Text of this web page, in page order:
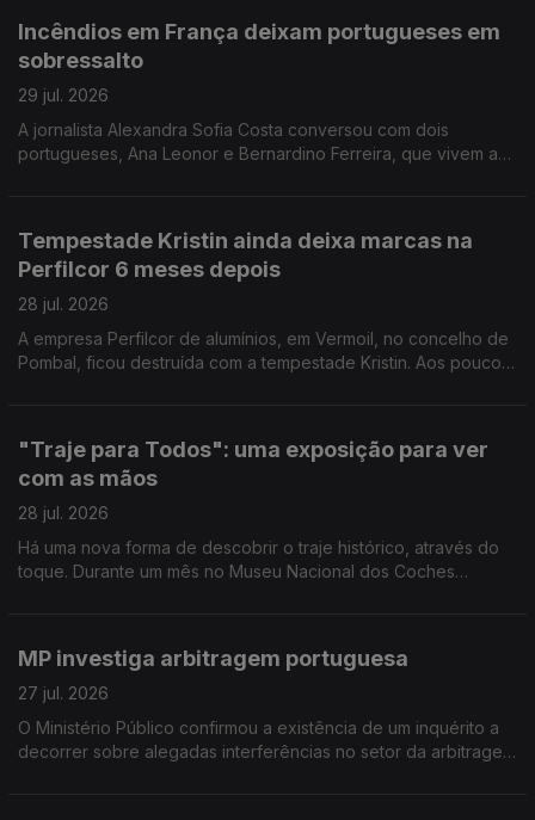
Incêndios em França deixam portugueses em
sobressalto
29 jul. 2026
A jornalista Alexandra Sofia Costa conversou com dois
portugueses, Ana Leonor e Bernardino Ferreira, que vivem a
Tempestade Kristin ainda deixa marcas na
Perfilcor 6 meses depois
28 jul. 2026
A empresa Perfilcor de alumínios, em Vermoil, no concelho de
Pombal, ficou destruída com a tempestade Kristin. Aos poucos
"Traje para Todos": uma exposição para ver
com as mãos
28 jul. 2026
Há uma nova forma de descobrir o traje histórico, através do
toque. Durante um mês no Museu Nacional dos Coches
MP investiga arbitragem portuguesa
27 jul. 2026
O Ministério Público confirmou a existência de um inquérito a
decorrer sobre alegadas interferências no setor da arbitragem